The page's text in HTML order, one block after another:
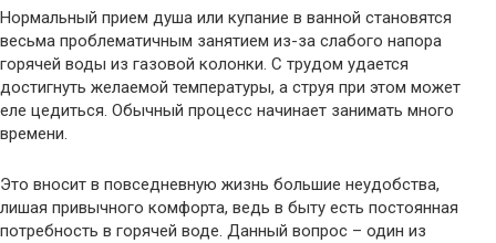
Нормальный прием душа или купание в ванной становятся
весьма проблематичным занятием из-за слабого напора
горячей воды из газовой колонки. С трудом удается
достигнуть желаемой температуры, а струя при этом может
еле цедиться. Обычный процесс начинает занимать много
времени.
Это вносит в повседневную жизнь большие неудобства,
лишая привычного комфорта, ведь в быту есть постоянная
потребность в горячей воде. Данный вопрос – один из